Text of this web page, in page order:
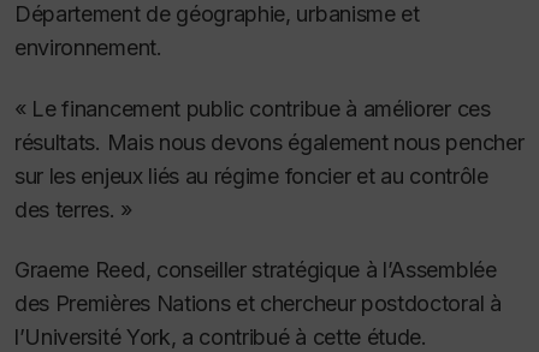
Département de géographie, urbanisme et
environnement.
« Le financement public contribue à améliorer ces
résultats. Mais nous devons également nous pencher
sur les enjeux liés au régime foncier et au contrôle
des terres. »
Graeme Reed, conseiller stratégique à l’Assemblée
des Premières Nations et chercheur postdoctoral à
l’Université York, a contribué à cette étude.